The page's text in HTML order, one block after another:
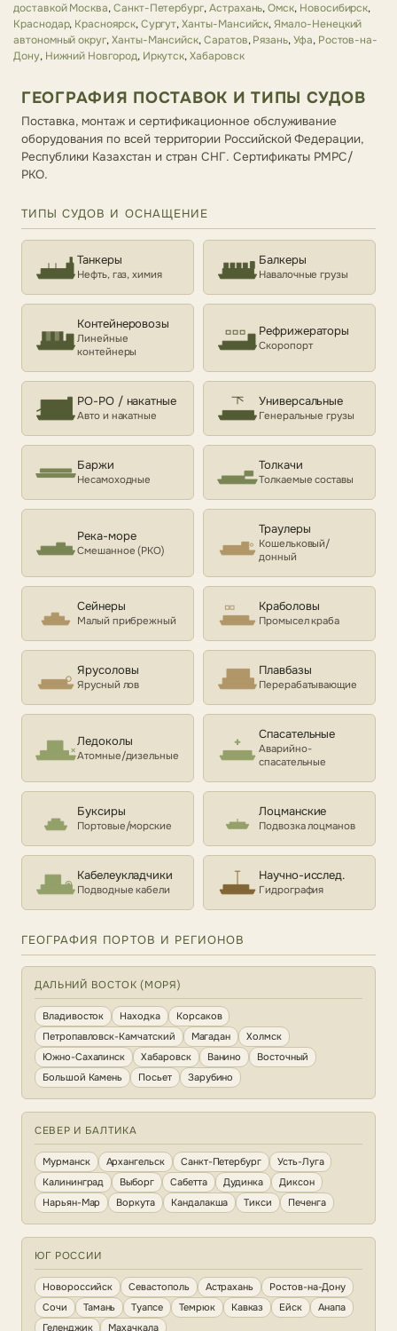
доставкой Москва,Санкт-Петербург,Астрахань,Омск, Новосибирск,
Краснодар, Красноярск,Сургут,Ханты-Мансийск,Ямало-Ненецкий
автономный округ,Ханты-Мансийск,Саратов,Рязань,Уфа, Ростов-на-
Дону, Нижний Новгород, Иркутск,Хабаровск
ГЕОГРАФИЯ ПОСТАВОК И ТИПЫ СУДОВ
Поставка, монтаж и сертификационное обслуживание
оборудования по всей территории Российской Федерации,
Республики Казахстан и стран СНГ. Сертификаты РМРС/
РКО.
ТИПЫ СУДОВ И ОСНАЩЕНИЕ
Танкеры
Нефть, газ, химия
Балкеры
Навалочные грузы
Контейнеровозы
Линейные
контейнеры
Рефрижераторы
Скоропорт
РО-РО / накатные
Авто и накатные
Универсальные
Генеральные грузы
Баржи
Несамоходные
Толкачи
Толкаемые составы
Река-море
Смешанное (РКО)
Траулеры
Кошельковый/
донный
Сейнеры
Малый прибрежный
Краболовы
Промысел краба
Ярусоловы
Ярусный лов
Плавбазы
Перерабатывающие
Ледоколы
Атомные/дизельные
Спасательные
Аварийно-
спасательные
Буксиры
Портовые/морские
Лоцманские
Подвозка лоцманов
Кабелеукладчики
Подводные кабели
Научно-исслед.
Гидрография
ГЕОГРАФИЯ ПОРТОВ И РЕГИОНОВ
ДАЛЬНИЙ ВОСТОК (МОРЯ)
Владивосток Находка
Корсаков
Петропавловск-Камчатский
Магадан
Холмск
Южно-Сахалинск
Хабаровск Ванино
Восточный
Большой Камень
Посьет Зарубино
СЕВЕР И БАЛТИКА
Мурманск Архангельск Санкт-Петербург
Усть-Луга
Калининград
Выборг Сабетта Дудинка
Диксон
Нарьян-Мар
Воркута Кандалакша Тикси Печенга
ЮГ РОССИИ
Новороссийск Севастополь Астрахань
Ростов-на-Дону
Сочи
Тамань Туапсе Темрюк Кавказ Ейск
Анапа
Геленджик
Махачкала